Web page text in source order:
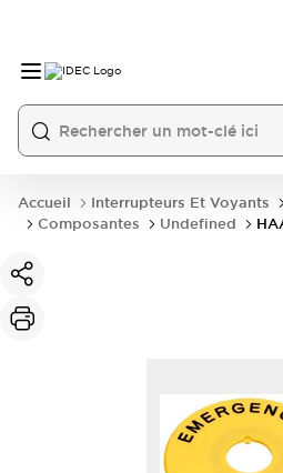
Accueil Interrupteurs Et Voyants
Composantes
Undefined